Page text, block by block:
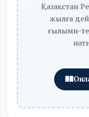
Қазақстан
жылға
ғылыми-